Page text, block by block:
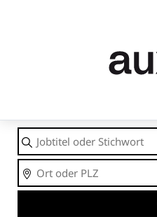
Jobtitel
oder
Stichwort
Ort